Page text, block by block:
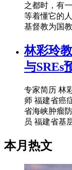
之都时，有
等着懂它的
基督教为国
林彩玲
与SREs
专家简历 林
师 福建省癌
省海峡肿瘤
员 福建省基
本月热文